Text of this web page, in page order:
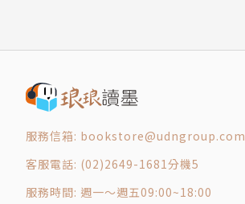
九十三
九十四
九十五
九十六
九十七
服務信箱: bookstore@udngroup.com
客服電話: (02)2649-1681分機5
服務時間: 週一～週五09:00~18:00